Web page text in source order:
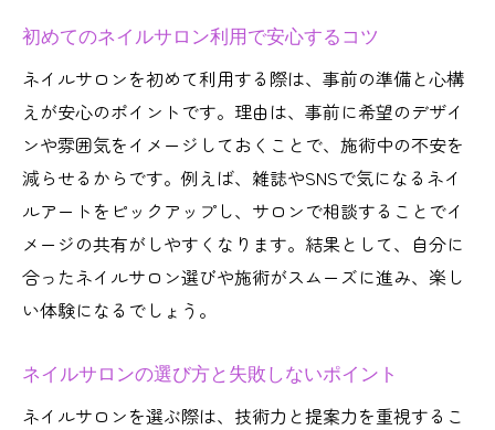
初めてのネイルサロン利用で安心するコツ
ネイルサロンを初めて利用する際は、事前の準備と心構
えが安心のポイントです。理由は、事前に希望のデザイ
ンや雰囲気をイメージしておくことで、施術中の不安を
減らせるからです。例えば、雑誌やSNSで気になるネイ
ルアートをピックアップし、サロンで相談することでイ
メージの共有がしやすくなります。結果として、自分に
合ったネイルサロン選びや施術がスムーズに進み、楽し
い体験になるでしょう。
ネイルサロンの選び方と失敗しないポイント
ネイルサロンを選ぶ際は、技術力と提案力を重視するこ